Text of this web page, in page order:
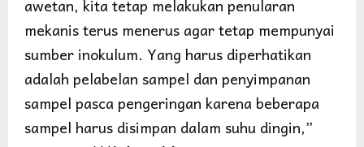
awetan, kita tetap melakukan penularan
mekanis terus menerus agar tetap mempunyai
sumber inokulum. Yang harus diperhatikan
adalah pelabelan sampel dan penyimpanan
sampel pasca pengeringan karena beberapa
sampel harus disimpan dalam suhu dingin,”